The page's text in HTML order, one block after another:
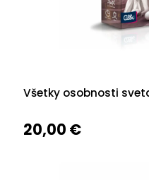
Všetky osobnosti
20,00 €